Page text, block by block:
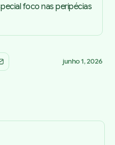
foco nas peripécias
junho 1, 2026